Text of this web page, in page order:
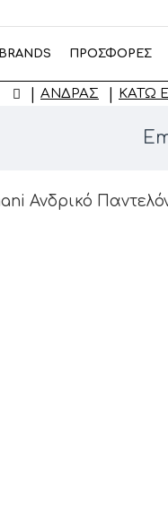
BRANDS ΠΡΟΣΦΟΡΕΣ
ΑΝΔΡΑΣ ΚΆΤΩ